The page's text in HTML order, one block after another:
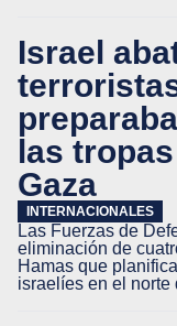
Israel
las
Gaza
INTERNACIONALES
Las Fuerzas de
eliminación de
Hamas que
israelíes en el norte